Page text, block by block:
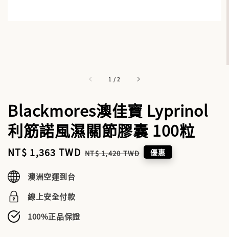
1 /2
Blackmores澳佳寶 Lyprinol
利筋諾風濕關節膠囊 100粒
Sale
NT$ 1,363 TWD Regular
NT$ 1,420 TWD 優惠
澳洲空運到台
線上安全付款
100%正品保證